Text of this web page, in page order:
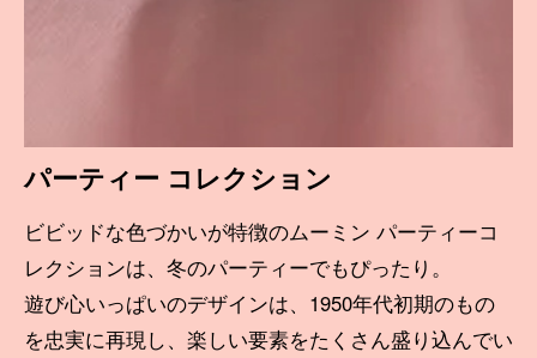
パーティー コレクション
ビビッドな色づかいが特徴のムーミン パーティーコ
レクションは、冬のパーティーでもぴったり。
遊び心いっぱいのデザインは、1950年代初期のもの
を忠実に再現し、楽しい要素をたくさん盛り込んでい